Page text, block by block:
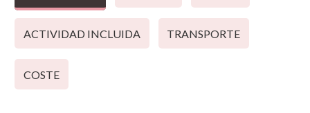
ACTIVIDAD INCLUIDA TRANSPORTE
COSTE